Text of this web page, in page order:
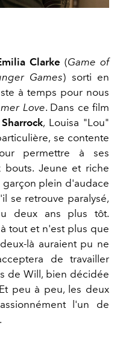
Clarke (Game of
Games) sorti en
à temps pour nous
Love. Dans ce film
, Louisa "Lou"
se contente
permettre à ses
Jeune et riche
garçon plein d'audace
se retrouve paralysé,
deux ans plus tôt.
tout et n'est plus que
là auraient pu ne
de travailler
de Will, bien décidée
peu à peu, les deux
l'un de